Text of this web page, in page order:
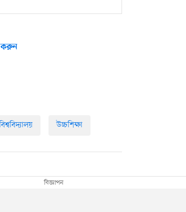
করুন
উচ্চশিক্ষা